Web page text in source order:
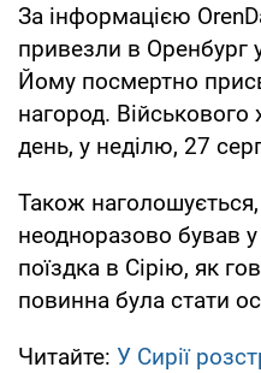
За інформацією
привезли в Оренбург
Йому посмертно
нагород.
день, у неділю, 27
Також
неодноразово бував
поїздка в Cірію, як
повинна була стати
Читайте: У Сирії